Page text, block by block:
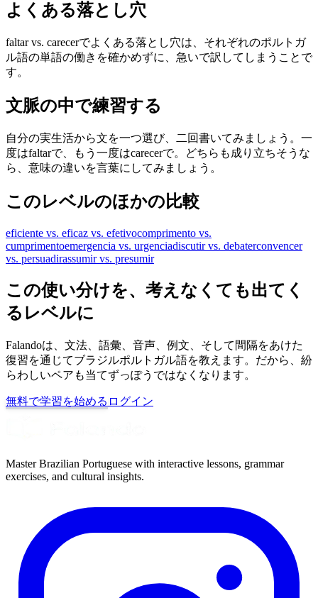
よくある落とし穴
faltar vs. carecerでよくある落とし穴は、それぞれのポルトガ
ル語の単語の働きを確かめずに、急いで訳してしまうことで
す。
文脈の中で練習する
自分の実生活から文を一つ選び、二回書いてみましょう。一
度はfaltarで、もう一度はcarecerで。どちらも成り立ちそうな
ら、意味の違いを言葉にしてみましょう。
このレベルのほかの比較
eficiente vs. eficaz vs. efetivocomprimento vs.
cumprimentoemergencia vs. urgenciadiscutir vs. debaterconvencer
vs. persuadirassumir vs. presumir
この使い分けを、考えなくても出てく
るレベルに
Falandoは、文法、語彙、音声、例文、そして間隔をあけた
復習を通じてブラジルポルトガル語を教えます。だから、紛
らわしいペアも当てずっぽうではなくなります。
無料で学習を始める ログイン
Master Brazilian Portuguese with interactive lessons, grammar
exercises, and cultural insights.